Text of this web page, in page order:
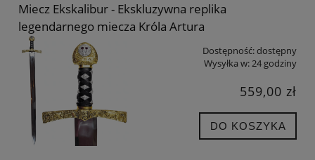
Miecz Ekskalibur - Ekskluzywna replika
legendarnego miecza Króla Artura
Dostępność:dostępny
Wysyłka w:24 godziny
559,00 zł
DO KOSZYKA